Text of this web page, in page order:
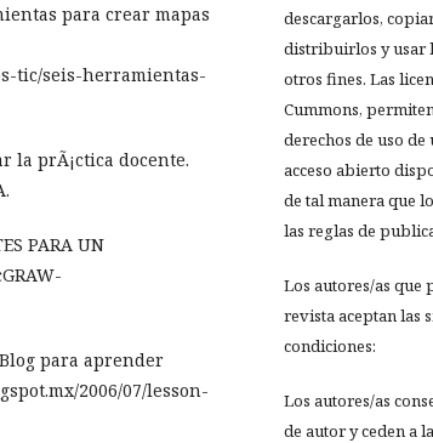
para crear mapas
tic/seis-herramientas-
la prÃ¡ctica docente.
PARA UN
para aprender
2006/07/lesson-
descargarlos,
distribuirlos y usar
otros fines. Las
Cummons,
derechos de uso de
acceso abierto
de tal manera que
las reglas de
Los autores/as que
revista aceptan las
condiciones:
Los autores/as
de autor y ceden a